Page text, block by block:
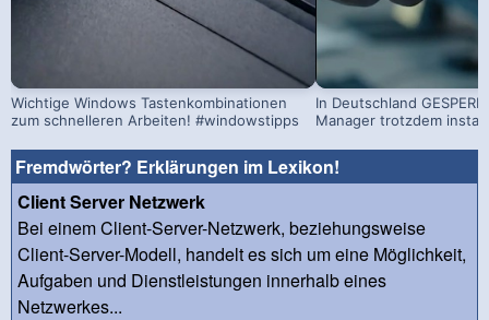
Wichtige Windows Tastenkombinationen
zum schnelleren Arbeiten! #windowstipps
In Deutschland
Manager trotzdem
Fremdwörter? Erklärungen im Lexikon!
Client Server Netzwerk
Bei einem Client-Server-Netzwerk, beziehungsweise
Client-Server-Modell, handelt es sich um eine Möglichkeit,
Aufgaben und Dienstleistungen innerhalb eines
Netzwerkes...